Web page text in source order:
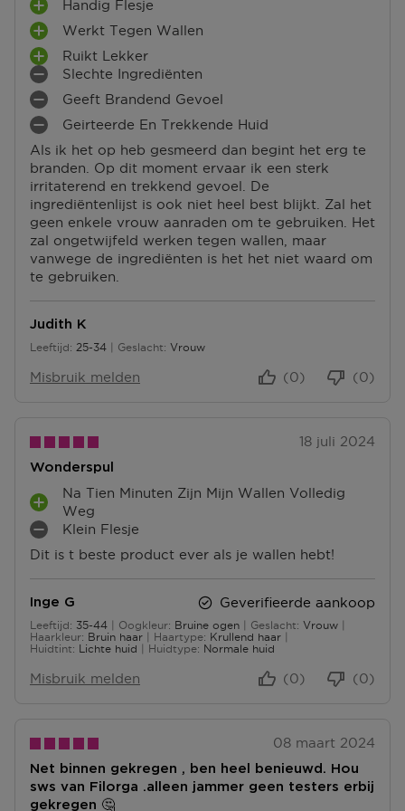
Ga naar meer info en FAQ’s over retourneren.
Meer vragen rond bestellen? Die vind je op onze FAQ
pagina.
Als ik het op heb gesmeerd dan begint het erg te
branden. Op dit moment ervaar ik een sterk
irritaterend en trekkend gevoel. De
ingrediëntenlijst is ook niet heel best blijkt. Zal het
geen enkele vrouw aanraden om te gebruiken. Het
zal ongetwijfeld werken tegen wallen, maar
vanwege de ingrediënten is het het niet waard om
te gebruiken.
P
L
U
S
P
U
N
E
N
Handig Flesje
P
L
U
S
P
U
N
T
E
N
Werkt Tegen Wallen
P
L
U
S
P
U
N
T
E
N
Ruikt Lekker
M
I
N
P
U
N
T
E
N
Slechte Ingrediënten
M
I
N
P
U
N
E
Geeft Brandend Gevoel
M
I
N
P
U
N
T
E
N
Geirteerde En Trekkende Huid
Judith K
Leeftijd
25 tot 3425-34 Geslacht Vrouw
Misbruik melden (0)
(0)
18 juli 2024
Wonderspul
Dit is t beste product ever als je wallen hebt!
P
L
U
S
P
U
N
T
E
N
Na Tien Minuten Zijn Mijn Wallen Volledig
Weg
M
I
U
N
T
N
Klein Flesje
Inge G
Leeftijd
35 tot 4435-44 Oogkleur Bruine ogen Geslacht
Vrouw
Haarkleur
Bruin haar Haartype
Krullend haar
Huidtint
Lichte huid Huidtype Normale huid
Geverifieerde aankoop
Misbruik melden (0)
(0)
08 maart 2024
Net binnen gekregen , ben heel benieuwd. Hou
sws van Filorga .alleen jammer geen testers erbij
gekregen 🤔